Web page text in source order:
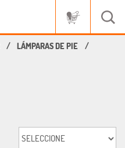
LÁMPARAS DE PIE